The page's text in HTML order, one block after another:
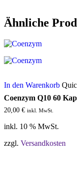
Ähnliche
In den Warenkorb
Coenzym Q10 60
20,00 € inkl. MwSt.
inkl. 10 % MwSt.
zzgl. Versandkosten